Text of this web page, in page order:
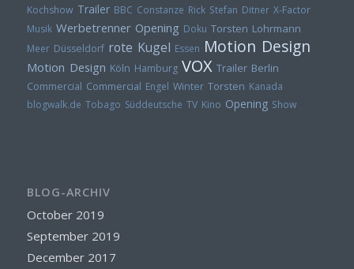
Kochshow Trailer BBC Constanze Rick Stefan Ditner X-Factor
Musik Werbetrenner Opening Doku Torsten Lohrmann
Meer Düsseldorf rote Kugel Essen Motion Design
Motion Design Köln Hamburg VOX Trailer Berlin
Commercial Commercial Engel Winter Torsten Kanada
blogwalk.de Tobago Süddeutsche TV Kino Opening Show
BLOG-ARCHIV
October 2019
September 2019
December 2017